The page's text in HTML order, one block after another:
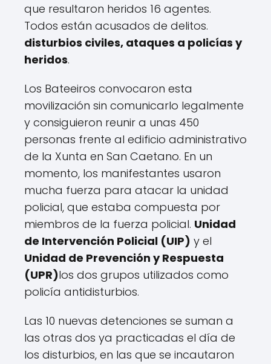
que resultaron heridos 16 agentes.
Todos están acusados ​​de delitos.
disturbios civiles, ataques a policías y
heridos.
Los Bateeiros convocaron esta
movilización sin comunicarlo legalmente
y consiguieron reunir a unas 450
personas frente al edificio administrativo
de la Xunta en San Caetano. En un
momento, los manifestantes usaron
mucha fuerza para atacar la unidad
policial, que estaba compuesta por
miembros de la fuerza policial. Unidad
de Intervención Policial (UIP) y el
Unidad de Prevención y Respuesta
(UPR)los dos grupos utilizados como
policía antidisturbios.
Las 10 nuevas detenciones se suman a
las otras dos ya practicadas el día de
los disturbios, en las que se incautaron